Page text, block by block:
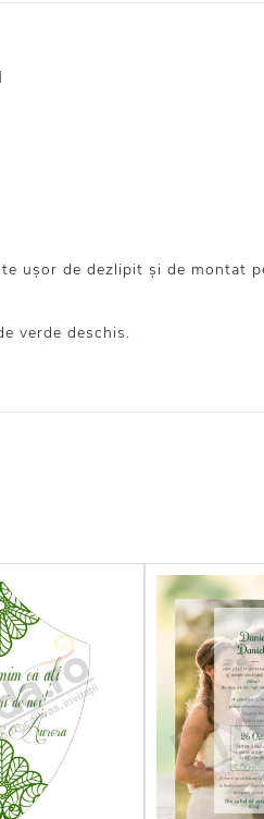
ușor de dezlipit și de montat
verde deschis.